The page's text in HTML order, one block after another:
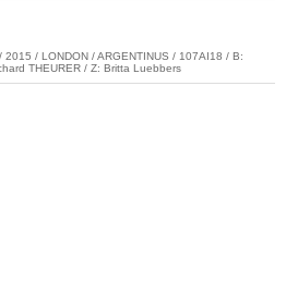
2015 / LONDON / ARGENTINUS / 107AI18 / B:
THEURER / Z: Britta Luebbers